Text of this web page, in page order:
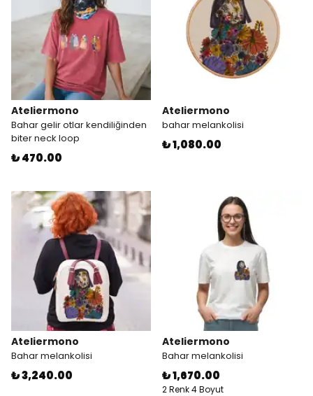
Ateliermono
Bahar gelir otlar kendiliğinden
biter neck loop
₺ 470.00
Ateliermono
bahar melankolisi
₺ 1,080.00
Ateliermono
Bahar melankolisi
₺ 3,240.00
Ateliermono
Bahar melankolisi
₺ 1,670.00
2 Renk 4 Boyut